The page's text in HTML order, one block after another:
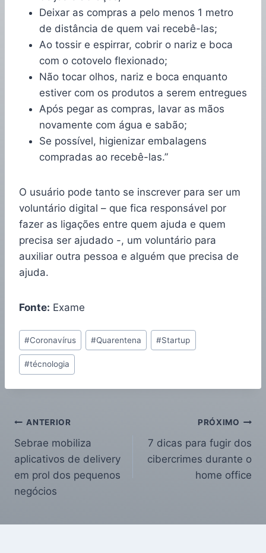
Deixar as compras a pelo menos 1 metro
de distância de quem vai recebê-las;
Ao tossir e espirrar, cobrir o nariz e boca
com o cotovelo flexionado;
Não tocar olhos, nariz e boca enquanto
estiver com os produtos a serem entregues
Após pegar as compras, lavar as mãos
novamente com água e sabão;
Se possível, higienizar embalagens
compradas ao recebê-las.”
O usuário pode tanto se inscrever para ser um
voluntário digital – que fica responsável por
fazer as ligações entre quem ajuda e quem
precisa ser ajudado -, um voluntário para
auxiliar outra pessoa e alguém que precisa de
ajuda.
Fonte: Exame
#Coronavírus #Quarentena #Startup
#técnologia
ANTERIOR
Sebrae mobiliza
aplicativos de delivery
em prol dos pequenos
negócios
PRÓXIMO
7 dicas para fugir dos
cibercrimes durante o
home office